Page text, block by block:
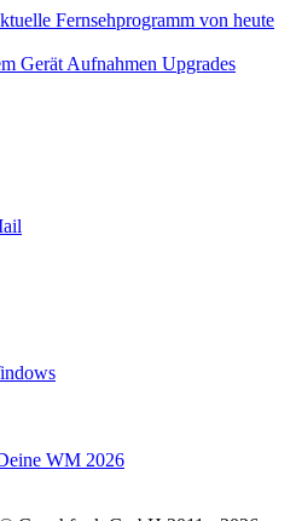
Gerät Aufnahmen Upgrades
WM 2026